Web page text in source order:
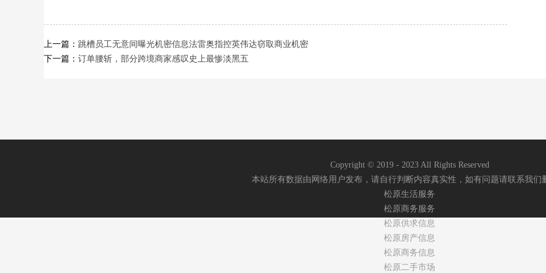
上一篇： 跳槽员工无意间曝光机密信息法雷奥指控英伟达窃取商业机密
下一篇： 订单腰斩，部分跨境商家感叹史上最惨淡黑五
Copyright © 2019 - 2023 All Rights Reserved
本站所有数据由网络用户发布，请自行判断内容真实性，如有问题请联系我们
松原生活服务
松原商务服务
松原供求信息
松原房产信息
松原商务信息
松原二手市场